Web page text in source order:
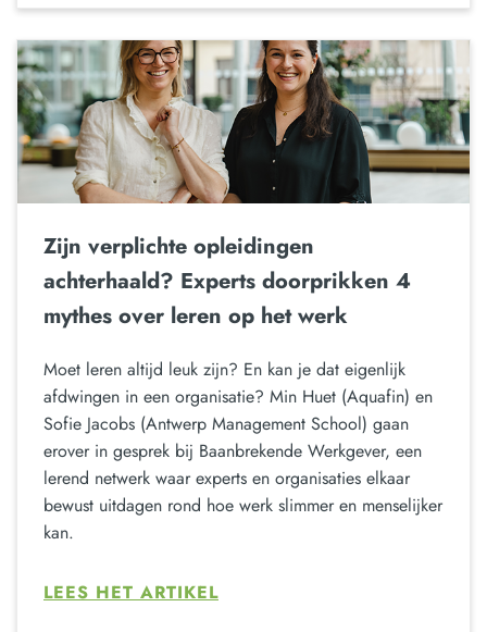
Zijn verplichte opleidingen
achterhaald? Experts doorprikken 4
mythes over leren op het werk
Moet leren altijd leuk zijn? En kan je dat eigenlijk
afdwingen in een organisatie? Min Huet (Aquafin) en
Sofie Jacobs (Antwerp Management School) gaan
erover in gesprek bij Baanbrekende Werkgever, een
lerend netwerk waar experts en organisaties elkaar
bewust uitdagen rond hoe werk slimmer en menselijker
kan.
LEES HET ARTIKEL